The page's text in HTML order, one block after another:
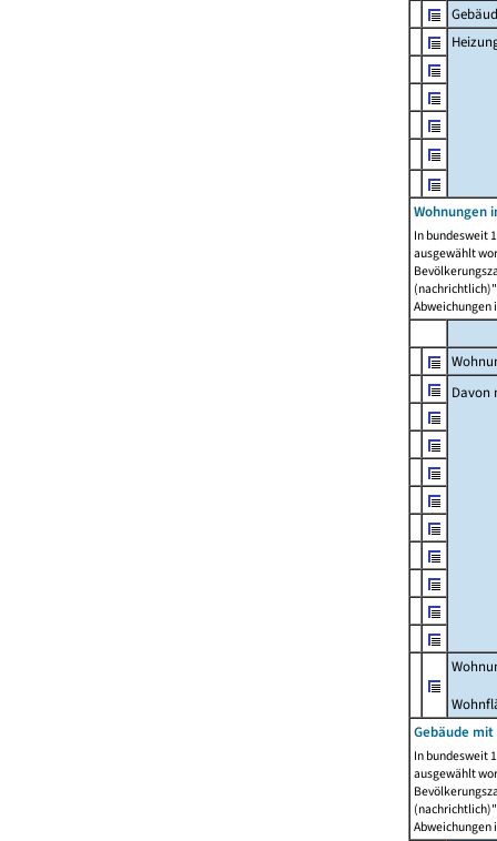
Wohnungen
In bundesweit
ausgewählt
Abweichungen
Davon
Gebäude
In bundesweit
ausgewählt
Abweichungen